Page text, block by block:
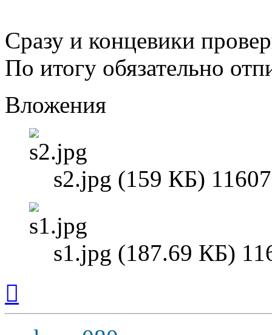
Сразу и концевики
По итогу обязательно
Вложения
s2.jpg (159 КБ)
s1.jpg (187.69 КБ)
началу